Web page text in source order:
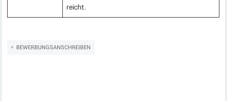
reicht.
BEWERBUNGSANSCHREIBEN